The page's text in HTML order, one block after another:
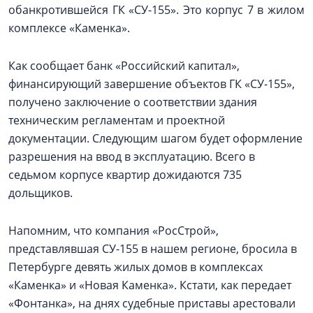
обанкротившейся ГК «СУ-155». Это корпус 7 в жилом
комплексе «Каменка».
Как сообщает банк «Российский капитал»,
финансирующий завершение объектов ГК «СУ-155»,
получено заключение о соответствии здания
техническим регламентам и проектной
документации. Следующим шагом будет оформление
разрешения на ввод в эксплуатацию. Всего в
седьмом корпусе квартир дожидаются 735
дольщиков.
Напомним, что компания «РосСтрой»,
представлявшая СУ-155 в нашем регионе, бросила в
Петербурге девять жилых домов в комплексах
«Каменка» и «Новая Каменка». Кстати, как передает
«Фонтанка», на днях судебные приставы арестовали